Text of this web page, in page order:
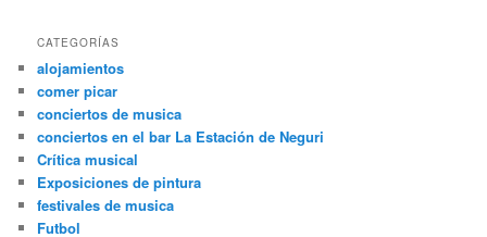
CATEGORÍAS
alojamientos
comer picar
conciertos de musica
conciertos en el bar La Estación de Neguri
Crítica musical
Exposiciones de pintura
festivales de musica
Futbol